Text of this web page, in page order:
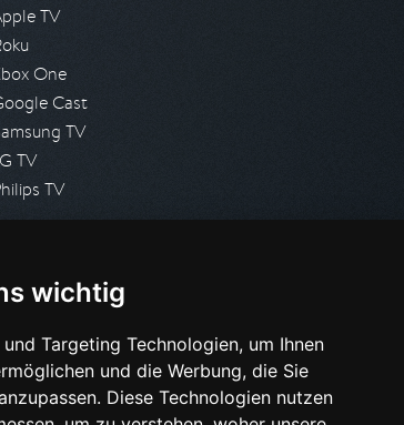
wichtig
Targeting Technologien, um Ihnen
und die Werbung, die Sie
Diese Technologien nutzen
TV
One
Cast
TV
TV
TV
stellen
& SUPPORT
gestellte Fragen